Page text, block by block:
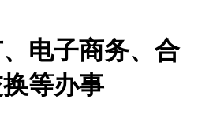
电子商务、合
等办事